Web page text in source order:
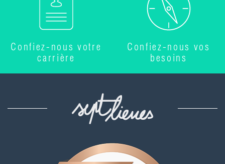
Confiez-nous votre
carrière
Confiez-nous vos
besoins